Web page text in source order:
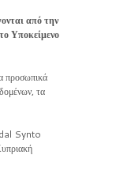
από την
Υποκείμενο
τα
Synto